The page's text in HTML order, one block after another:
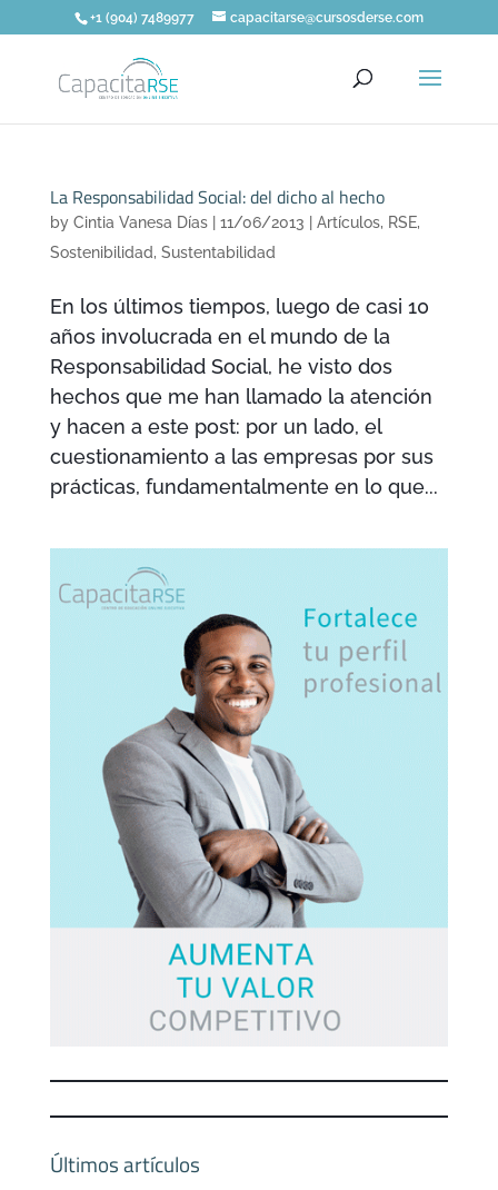
+1 (904) 7489977 capacitarse@cursosderse.com
La Responsabilidad Social: del dicho al hecho
by Cintia Vanesa Días| 11/06/2013 Artículos, RSE,
Sostenibilidad, Sustentabilidad
En los últimos tiempos, luego de casi 10
años involucrada en el mundo de la
Responsabilidad Social, he visto dos
hechos que me han llamado la atención
y hacen a este post: por un lado, el
cuestionamiento a las empresas por sus
prácticas, fundamentalmente en lo que...
Últimos artículos